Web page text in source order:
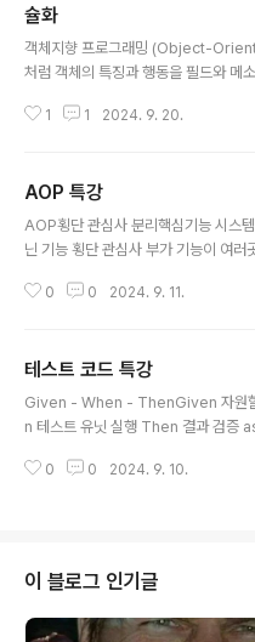
가 변경 되더라도 업데이트된 데이터
라,처음에 트랜잭션을 진행 하기 위해
함으로써 각 사용자는 일관..
슐화
객체지향 프로그래밍 (Object-
처럼 객체의 특징과 행동을 필드와 메
적인 특징과 행동을 추출하여 정의함
면 전진을 한다 -> 모든 회사의 자동
황에 따라 다양한 형태를 가질 수 있는
apsulation)외부로부터 클래스에 정의
1 1 2024. 9. 20.
AOP 특강
AOP횡단 관심사 분리핵심기능 시스
닌 기능 횡단 관심사 부가 기능이 여
는 것 어드바이스 실제로 실행되는
s 타겟 어드바이스가 적용될 객체 (
mple.service.CourseService.*(..))
는 실행지점 ..
0 0 2024. 9. 11.
테스트 코드 특강
Given - When - ThenGiven 자원
n 테스트 유닛 실행 Then 결과 검
oot:spring-boot-starter-
0 0 2024. 9. 10.
이 블로그 인기글